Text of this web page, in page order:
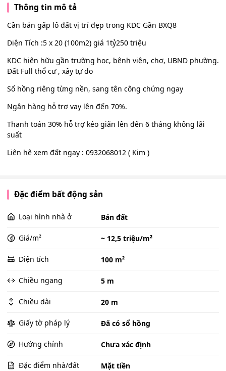
Thông tin mô tả
Cần bán gấp lô đất vị trí đẹp trong KDC Gần BXQ8
Diện Tích :5 x 20 (100m2) giá 1tỷ250 triệu
KDC hiện hữu gần trường học, bệnh viện, chợ, UBND phường.
Đất Full thổ cư , xây tự do
Sổ hồng riêng từng nền, sang tên công chứng ngay
Ngân hàng hỗ trợ vay lên đến 70%.
Thanh toán 30% hỗ trợ kéo giãn lên đến 6 tháng không lãi
suất
Liên hệ xem đất ngay : 0932068012 ( Kim )
Đặc điểm bất động sản
Loại hình nhà ở Bán đất
Giá/m² ~ 12,5 triệu/m²
Diện tích 100 m²
Chiều ngang 5 m
Chiều dài 20 m
Giấy tờ pháp lý Đã có sổ hồng
Hướng chính Chưa xác định
Đặc điểm nhà/đất Mặt tiền